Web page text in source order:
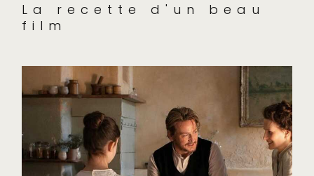
La recette d'un beau
film